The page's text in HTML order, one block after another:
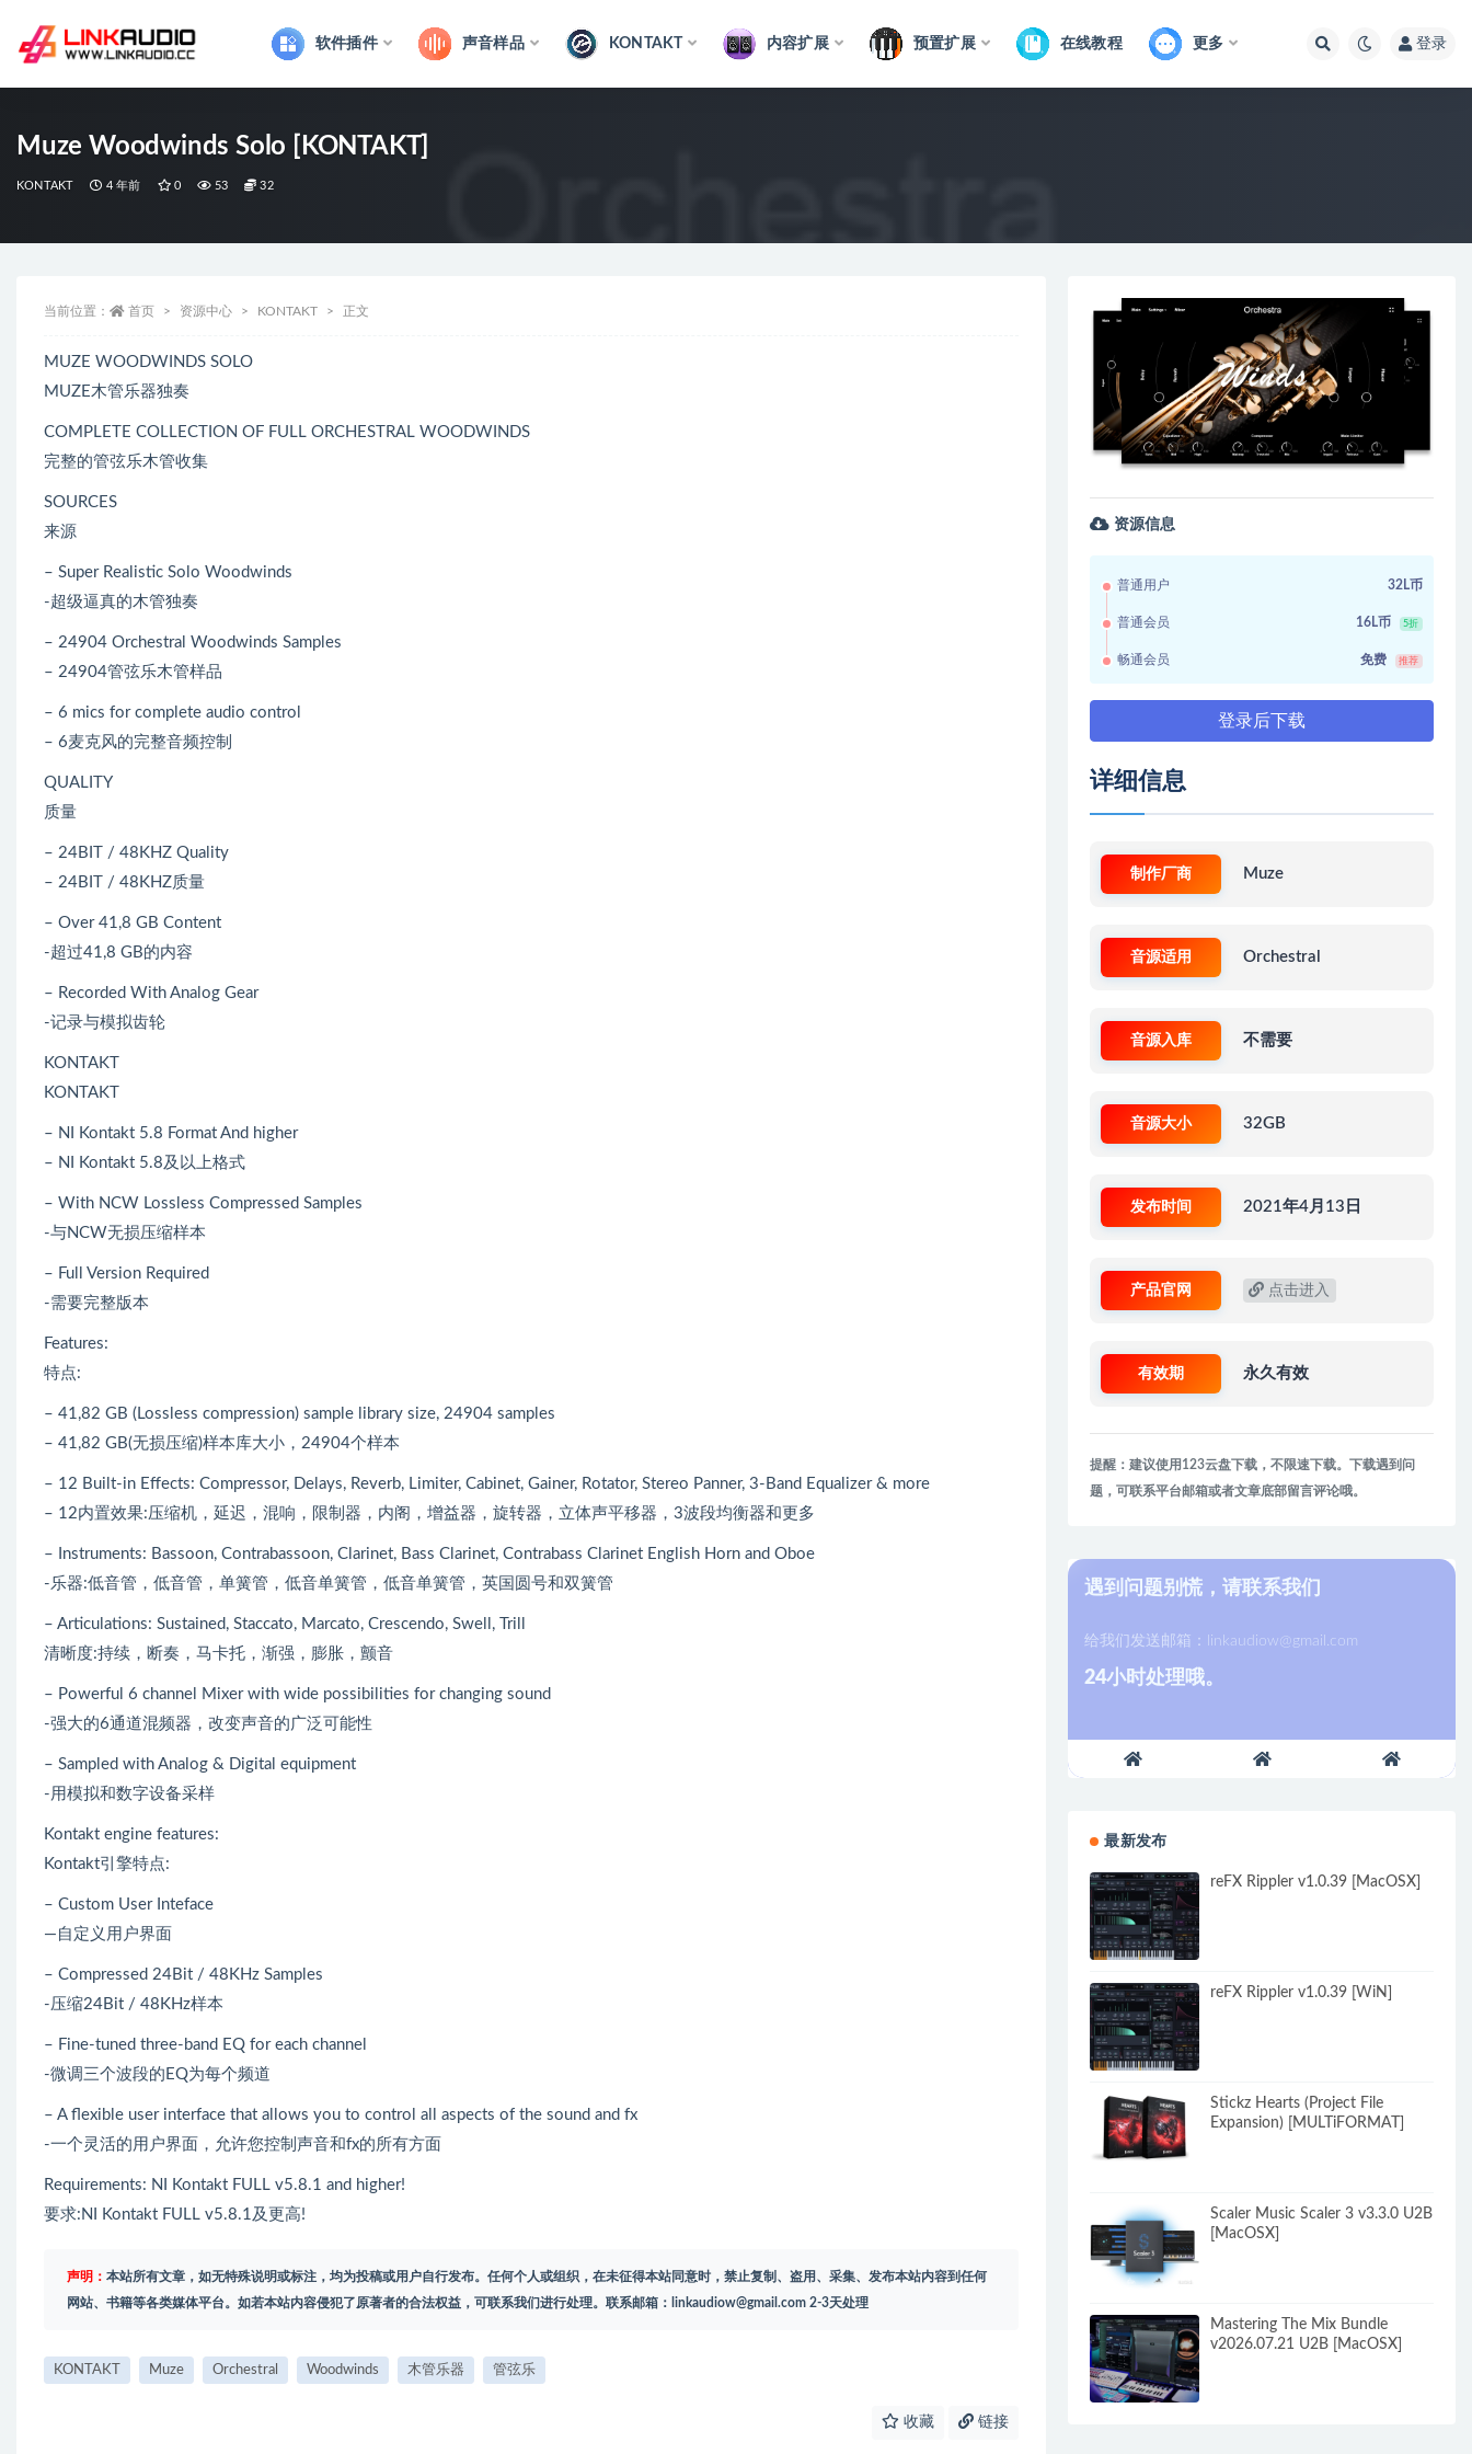
软件插件 声音样品 KONTAKT 内容扩展 预置扩展 在线教程 更多 登录
Muze Woodwinds Solo [KONTAKT]
KONTAKT 4 年前 0 53 32
当前位置： 首页 资源中心 KONTAKT 正文
MUZE WOODWINDS SOLO
MUZE木管乐器独奏
COMPLETE COLLECTION OF FULL ORCHESTRAL WOODWINDS
完整的管弦乐木管收集
SOURCES
来源
– Super Realistic Solo Woodwinds
-超级逼真的木管独奏
– 24904 Orchestral Woodwinds Samples
– 24904管弦乐木管样品
– 6 mics for complete audio control
– 6麦克风的完整音频控制
QUALITY
质量
– 24BIT / 48KHZ Quality
– 24BIT / 48KHZ质量
– Over 41,8 GB Content
-超过41,8 GB的内容
– Recorded With Analog Gear
-记录与模拟齿轮
KONTAKT
KONTAKT
– NI Kontakt 5.8 Format And higher
– NI Kontakt 5.8及以上格式
– With NCW Lossless Compressed Samples
-与NCW无损压缩样本
– Full Version Required
-需要完整版本
Features:
特点:
– 41,82 GB (Lossless compression) sample library size, 24904 samples
– 41,82 GB(无损压缩)样本库大小，24904个样本
– 12 Built-in Effects: Compressor, Delays, Reverb, Limiter, Cabinet, Gainer, Rotator, Stereo Panner, 3-Band Equalizer & more
– 12内置效果:压缩机，延迟，混响，限制器，内阁，增益器，旋转器，立体声平移器，3波段均衡器和更多
– Instruments: Bassoon, Contrabassoon, Clarinet, Bass Clarinet, Contrabass Clarinet English Horn and Oboe
-乐器:低音管，低音管，单簧管，低音单簧管，低音单簧管，英国圆号和双簧管
– Articulations: Sustained, Staccato, Marcato, Crescendo, Swell, Trill
清晰度:持续，断奏，马卡托，渐强，膨胀，颤音
– Powerful 6 channel Mixer with wide possibilities for changing sound
-强大的6通道混频器，改变声音的广泛可能性
– Sampled with Analog & Digital equipment
-用模拟和数字设备采样
Kontakt engine features:
Kontakt引擎特点:
– Custom User Inteface
—自定义用户界面
– Compressed 24Bit / 48KHz Samples
-压缩24Bit / 48KHz样本
– Fine-tuned three-band EQ for each channel
-微调三个波段的EQ为每个频道
– A flexible user interface that allows you to control all aspects of the sound and fx
-一个灵活的用户界面，允许您控制声音和fx的所有方面
Requirements: NI Kontakt FULL v5.8.1 and higher!
要求:NI Kontakt FULL v5.8.1及更高!
声明： 本站所有文章，如无特殊说明或标注，均为投稿或用户自行发布。任何个人或组织，在未征得本站同意时，禁止复制、盗用、采集、发布本站内容到任何
网站、书籍等各类媒体平台。如若本站内容侵犯了原著者的合法权益，可联系我们进行处理。联系邮箱： linkaudiow@gmail.com 2-3天处理
KONTAKT Muze Orchestral Woodwinds 木管乐器 管弦乐
收藏 链接
资源信息
普通用户 32L币
普通会员 16L币 5折
畅通会员 免费 推荐
登录后下载
详细信息
制作厂商 Muze
音源适用 Orchestral
音源入库 不需要
音源大小 32GB
发布时间 2021年4月13日
产品官网 点击进入
有效期 永久有效
提醒：建议使用123云盘下载，不限速下载。下载遇到问
题，可联系平台邮箱或者文章底部留言评论哦。
遇到问题别慌，请联系我们
给我们发送邮箱： linkaudiow@gmail.com
24小时处理哦。
最新发布
reFX Rippler v1.0.39 [MacOSX]
reFX Rippler v1.0.39 [WiN]
Stickz Hearts (Project File
Expansion) [MULTiFORMAT]
Scaler Music Scaler 3 v3.3.0 U2B
[MacOSX]
Mastering The Mix Bundle
v2026.07.21 U2B [MacOSX]
全部